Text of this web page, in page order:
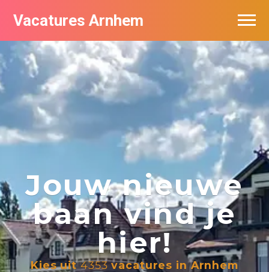
Vacatures Arnhem
Jouw nieuwe
baan vind je
hier!
Kies uit4353vacatures in Arnhem
Vacatures per bedrijf in Arnhem
Nieuwsbrief feed